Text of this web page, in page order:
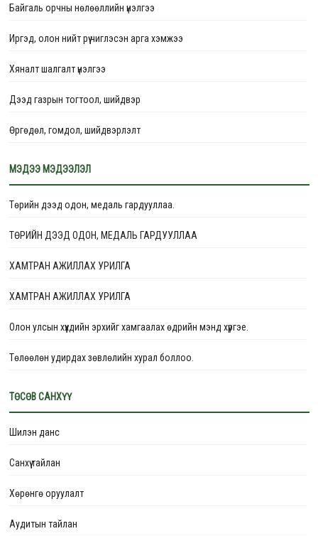
Байгаль орчны нөлөөллийн үнэлгээ
Иргэд, олон нийт рүү чиглэсэн арга хэмжээ
Хяналт шалгалт үнэлгээ
Дээд газрын тогтоол, шийдвэр
Өргөдөл, гомдол, шийдвэрлэлт
МЭДЭЭ МЭДЭЭЛЭЛ
Төрийн дээд одон, медаль гардууллаа.
ТӨРИЙН ДЭЭД ОДОН, МЕДАЛЬ ГАРДУУЛЛАА
ХАМТРАН АЖИЛЛАХ УРИЛГА
ХАМТРАН АЖИЛЛАХ УРИЛГА
Олон улсын хүүхдийн эрхийг хамгаалах өдрийн мэнд хүргэе.
Төлөөлөн удирдах зөвлөлийн хурал боллоо.
ТӨСӨЛ ЭХЭЛЛЭЭ.
Монгол Улс цөлжилт, газрын доройтлыг бууруулах, “Тэрбум мод”
АЖИЛТАН БАНЗАРЫН МӨНХЦЭЦЭГ
Хөдөлмөрийн аюулгүй байдал эрүүл ахуйн заавар, зааварчилгаа –
ТӨСӨВ САНХҮҮ
Шилэн данс
Санхүү тайлан
Хөрөнгө оруулалт
Аудитын тайлан